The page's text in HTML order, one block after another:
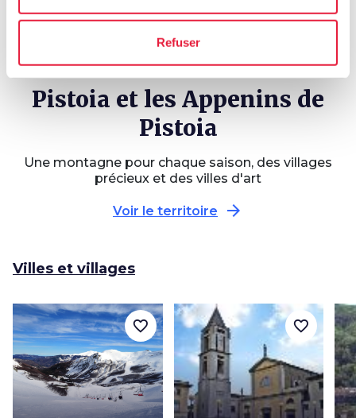
Refuser
vélo en pleine nature
Piteglio, un itinéraire
Apennins de Pistoia
Pistoia et les Appenins de
Pistoia
Une montagne pour chaque saison, des villages
précieux et des villes d'art
Voir le territoire arrow_forward
Villes et villages
favorite_border favorite_border